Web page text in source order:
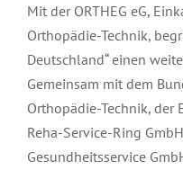
Mit der ORTHEG eG,
Orthopädie-Technik,
Deutschland“ einen
Gemeinsam mit dem
Orthopädie-Technik, der
Reha-Service-Ring
Gesundheitsservice